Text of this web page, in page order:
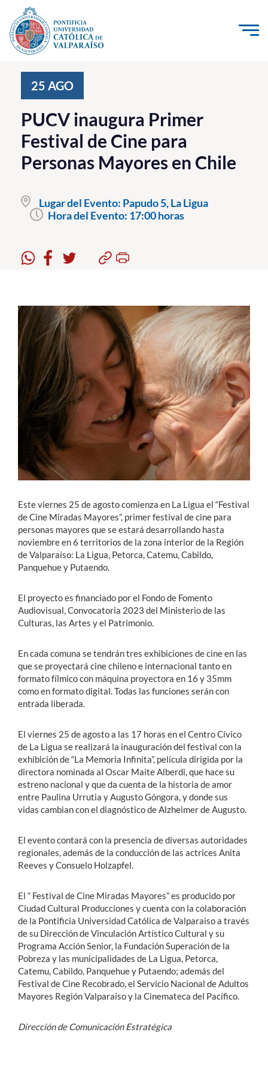
Click acá para ir directamente al contenido
Investigación, Creación e Innovación
PUCV Internacional
Vinculación con el Medio
Pregrado
Formación Continua
Académicos
Funcionarios
Alumni
English
25 AGO
PUCV inaugura Primer
Festival de Cine para
Personas Mayores en Chile
Lugar del Evento: Papudo 5, La Ligua
Hora del Evento: 17:00 horas
Este viernes 25 de agosto comienza en La Ligua el “Festival
de Cine Miradas Mayores”, primer festival de cine para
personas mayores que se estará desarrollando hasta
noviembre en 6 territorios de la zona interior de la Región
de Valparaíso: La Ligua, Petorca, Catemu, Cabildo,
Panquehue y Putaendo.
El proyecto es financiado por el Fondo de Fomento
Audiovisual, Convocatoria 2023 del Ministerio de las
Culturas, las Artes y el Patrimonio.
En cada comuna se tendrán tres exhibiciones de cine en las
que se proyectará cine chileno e internacional tanto en
formato fílmico con máquina proyectora en 16 y 35mm
como en formato digital. Todas las funciones serán con
entrada liberada.
El viernes 25 de agosto a las 17 horas en el Centro Cívico
de La Ligua se realizará la inauguración del festival con la
exhibición de “La Memoria Infinita”, película dirigida por la
directora nominada al Oscar Maite Alberdi, que hace su
estreno nacional y que da cuenta de la historia de amor
entre Paulina Urrutia y Augusto Góngora, y donde sus
vidas cambian con el diagnóstico de Alzheimer de Augusto.
El evento contará con la presencia de diversas autoridades
regionales, además de la conducción de las actrices Anita
Reeves y Consuelo Holzapfel.
El “ Festival de Cine Miradas Mayores” es producido por
Ciudad Cultural Producciones y cuenta con la colaboración
de la Pontificia Universidad Católica de Valparaíso a través
de su Dirección de Vinculación Artístico Cultural y su
Programa Acción Senior, la Fundación Superación de la
Pobreza y las municipalidades de La Ligua, Petorca,
Catemu, Cabildo, Panquehue y Putaendo; además del
Festival de Cine Recobrado, el Servicio Nacional de Adultos
Mayores Región Valparaíso y la Cinemateca del Pacífico.
Dirección de Comunicación Estratégica